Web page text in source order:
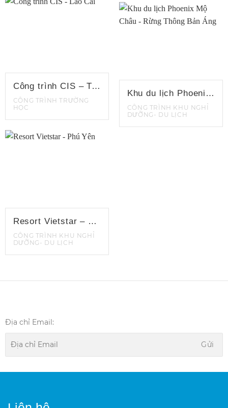
Công trình CIS – Trường Quốc tế Canada Lào Cai
CÔNG TRÌNH TRƯỜNG
HỌC
Khu du lịch Phoenix Mộ Châu – Rừng Thông Bản Áng
CÔNG TRÌNH KHU NGHỈ
DƯỠNG- DU LỊCH
Resort Vietstar – Phú Yên
CÔNG TRÌNH KHU NGHỈ
DƯỠNG- DU LỊCH
Địa chỉ Email: